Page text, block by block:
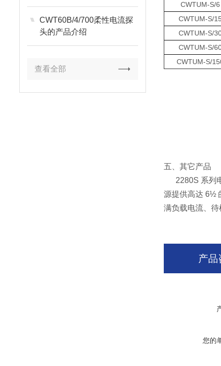
CWT60B/4/700柔性电流探
头的产品介绍
查看全部
CWTUM-S/6
CWTUM-S/
CWTUM-S/
CWTUM-S/
CWTUM-S/
五、其它产品
2280S 系列电
源提供高达 6½
满负载电流、
产品
您的